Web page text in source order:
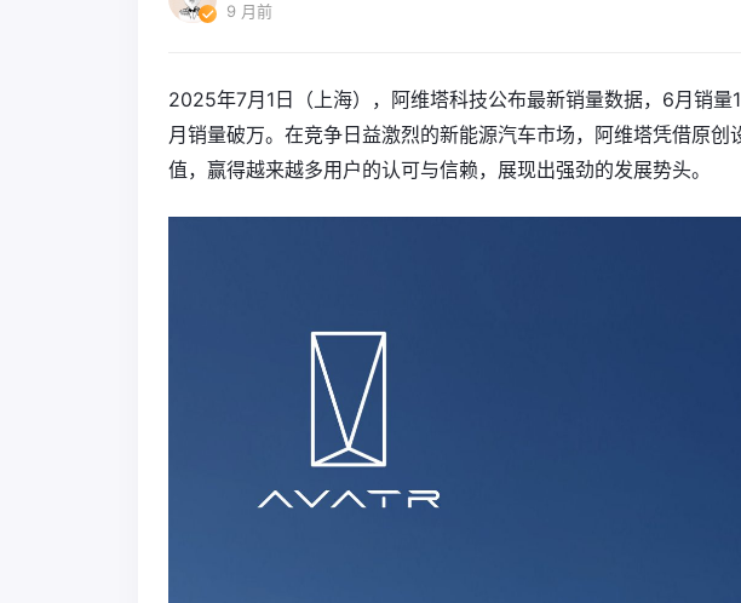
9 月前
2025年7月1日（上海），阿维塔科技公布最新销量数据，6月销量
月销量破万。在竞争日益激烈的新能源汽车市场，阿维塔凭借原
值，赢得越来越多用户的认可与信赖，展现出强劲的发展势头。